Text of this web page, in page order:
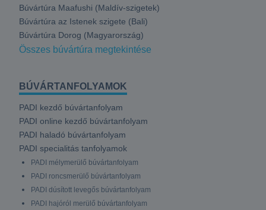
Búvártúra Maafushi (Maldív-szigetek)
Búvártúra az Istenek szigete (Bali)
Búvártúra Dorog (Magyarország)
Összes búvártúra megtekintése
BÚVÁRTANFOLYAMOK
PADI kezdő búvártanfolyam
PADI online kezdő búvártanfolyam
PADI haladó búvártanfolyam
PADI specialitás tanfolyamok
PADI mélymerülő búvártanfolyam
PADI roncsmerülő búvártanfolyam
PADI dúsított levegős búvártanfolyam
PADI hajóról merülő búvártanfolyam